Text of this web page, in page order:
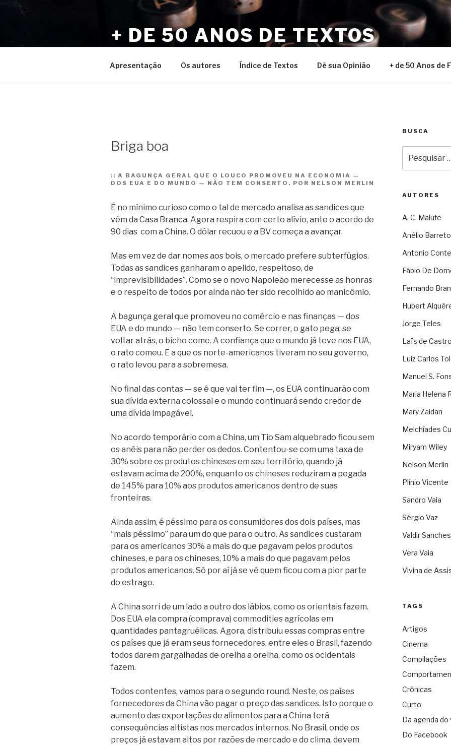
Pular
+ DE 50 ANOS DE TEXTOS
Apresentação Os autores Índice de Textos Dê sua Opinião + de 50 Anos de
Briga boa
:: A BAGUNÇA GERAL QUE O LOUCO PROMOVEU NA ECONOMIA —
DOS EUA E DO MUNDO — NÃO TEM CONSERTO. POR NELSON MERLIN
É no mínimo curioso como o tal de mercado analisa as sandices que
vêm da Casa Branca. Agora respira com certo alívio, ante o acordo de
90 dias com a China. O dólar recuou e a BV começa a avançar.
Mas em vez de dar nomes aos bois, o mercado prefere subterfúgios.
Todas as sandices ganharam o apelido, respeitoso, de
“imprevisibilidades”. Como se o novo Napoleão merecesse as honras
e o respeito de todos por ainda não ter sido recolhido ao manicômio.
A bagunça geral que promoveu no comércio e nas finanças — dos
EUA e do mundo — não tem conserto. Se correr, o gato pega; se
voltar atrás, o bicho come. A confiança que o mundo já teve nos EUA,
o rato comeu. E a que os norte-americanos tiveram no seu governo,
o rato levou para a sobremesa.
No final das contas — se é que vai ter fim —, os EUA continuarão com
sua dívida externa colossal e o mundo continuará sendo credor de
uma dívida impagável.
No acordo temporário com a China, um Tio Sam alquebrado ficou sem
os anéis para não perder os dedos. Contentou-se com uma taxa de
30% sobre os produtos chineses em seu território, quando já
estavam acima de 200%, enquanto os chineses reduziram a pegada
de 145% para 10% aos produtos americanos dentro de suas
fronteiras.
Ainda assim, é péssimo para os consumidores dos dois países, mas
“mais péssimo” para um do que para o outro. As sandices custaram
para os americanos 30% a mais do que pagavam pelos produtos
chineses, e para os chineses, 10% a mais do que pagavam pelos
produtos americanos. Só por aí já se vê quem ficou com a pior parte
do estrago.
A China sorri de um lado a outro dos lábios, como os orientais fazem.
Dos EUA ela compra (comprava) commodities agrícolas em
quantidades pantagruélicas. Agora, distribuiu essas compras entre
os países que já eram seus fornecedores, entre eles o Brasil, fazendo
todos darem gargalhadas de orelha a orelha, como os ocidentais
fazem.
Todos contentes, vamos para o segundo round. Neste, os países
fornecedores da China vão pagar o preço das sandices. Isto porque o
aumento das exportações de alimentos para a China terá
consequências altistas nos mercados internos. No Brasil, onde os
preços já estavam altos por razões de mercado e do clima, devem
BUSCA
por:
AUTORES
A. C. Malufe
Anélio Barreto
Antonio
Fábio De
Fernando
Hubert
Jorge Teles
Laïs de Castro
Luiz Carlos
Manuel S.
Maria Helena
Mary Zaidan
Melchíades
Miryam Wiley
Nelson Merlin
Plínio Vicente
Sandro Vaia
Sérgio Vaz
Valdir Sanches
Vera Vaia
Vivina de
TAGS
Artigos
Cinema
Compilações
Crônicas
Curto
Da agenda do
Do Facebook